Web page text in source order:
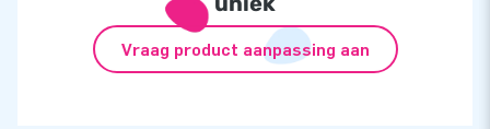
Vraag product aanpassing aan